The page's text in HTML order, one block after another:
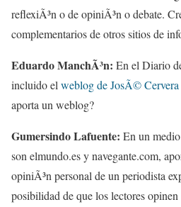
reflexiÃ³n o de opiniÃ³n o debate.
complementarios de otros sitios de
Eduardo ManchÃ³n: En el Diario
incluido el weblog de JosÃ© Cervera
aporta un weblog?
Gumersindo Lafuente: En un
son elmundo.es y navegante.com,
opiniÃ³n personal de un periodista
posibilidad de que los lectores